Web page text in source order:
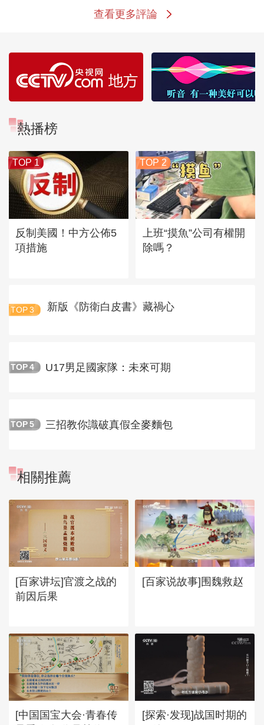
查看更多評論
熱播榜
TOP 1
反制美國！中方公佈5
項措施
TOP 2
上班“摸魚”公司有權開
除嗎？
TOP 3 新版《防衛白皮書》藏禍心
TOP 4 U17男足國家隊：未來可期
TOP 5 三招教你識破真假全麥麵包
相關推薦
[百家讲坛]官渡之战的
前因后果
[百家说故事]围魏救赵
[中国国宝大会·青春传
[探索·发现]战国时期的